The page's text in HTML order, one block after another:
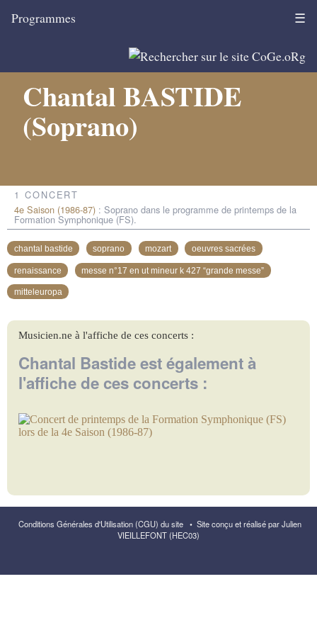
Programmes ☰
Chantal BASTIDE
(Soprano)
1 CONCERT
4e Saison (1986-87) : Soprano dans le programme de printemps de la
Formation Symphonique (FS).
chantal bastide soprano mozart oeuvres sacrées
renaissance messe n°17 en ut mineur k 427 “grande messe”
mitteleuropa
Chantal Bastide est également à
l'affiche de ces concerts :
Conditions Générales d'Utilisation (CGU) du site • Site conçu et réalisé par Julien
VIEILLEFONT (HEC03)